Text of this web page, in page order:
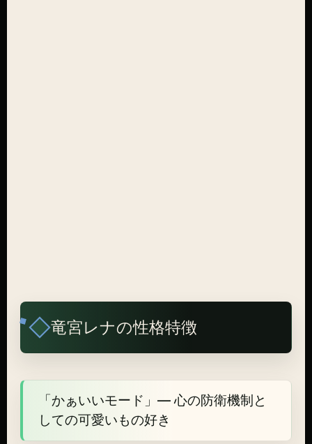
竜宮レナの性格特徴
「かぁいいモード」— 心の防衛機制と
しての可愛いもの好き